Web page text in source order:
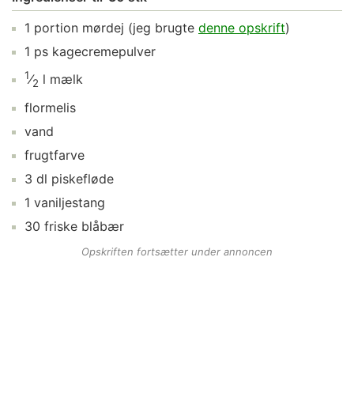
1 portion mørdej (jeg brugte denne opskrift)
1 ps kagecremepulver
1⁄2 l mælk
flormelis
vand
frugtfarve
3 dl piskefløde
1 vaniljestang
30 friske blåbær
Opskriften fortsætter under annoncen